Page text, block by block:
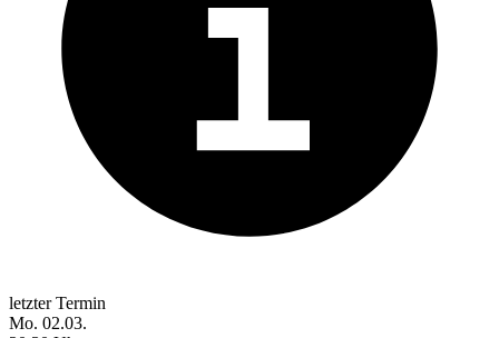
letzter Termin
Mo. 02.03.